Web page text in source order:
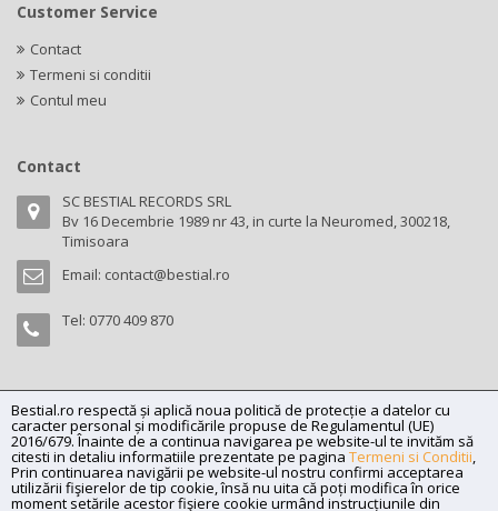
Bestial.ro respectă și aplică noua politică de protecție a datelor cu
caracter personal și modificările propuse de Regulamentul (UE)
2016/679. Înainte de a continua navigarea pe website-ul te invităm să
citesti in detaliu informatiile prezentate pe pagina Termeni si Conditii,
Prin continuarea navigării pe website-ul nostru confirmi acceptarea
utilizării fişierelor de tip cookie, însă nu uita că poți modifica în orice
moment setările acestor fişiere cookie urmând instrucțiunile din
Customer Service
Contact
Termeni si conditii
Contul meu
Contact
SC BESTIAL RECORDS SRL
Bv 16 Decembrie 1989 nr 43, in curte la Neuromed, 300218,
Timisoara
Email: contact@bestial.ro
Tel: 0770 409 870
Copyright (C) 2026bestial.ro -All rights reserved.
SC BESTIAL RECORDS SRL, Nr. R.C.: J35/345/2005, C.U.I.: RO17197870,
Adresa: Bv 16 Decembrie 1989 nr 43, in curte la Neuromed, 300218,
Timisoara